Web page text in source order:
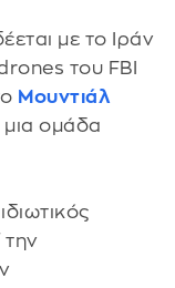
με το Ιράν
του FBI
Μουντιάλ
ομάδα